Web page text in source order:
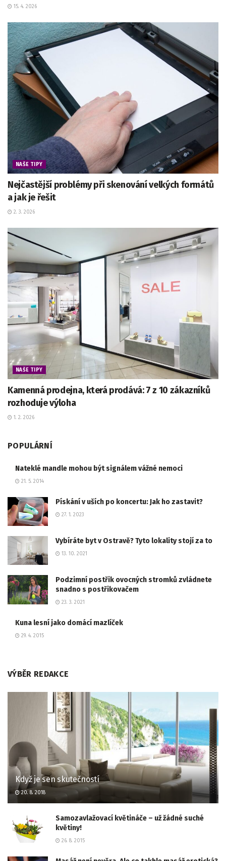
15. 4. 2026
NAŠE TIPY
Nejčastější problémy při skenování velkých formátů
a jak je řešit
2. 3. 2026
NAŠE TIPY
Kamenná prodejna, která prodává: 7 z 10 zákazníků
rozhoduje výloha
1. 2. 2026
POPULÁRNÍ
Nateklé mandle mohou být signálem vážné nemoci
21. 5. 2014
Pískání v uších po koncertu: Jak ho zastavit?
27. 1. 2023
Vybíráte byt v Ostravě? Tyto lokality stojí za to
13. 10. 2021
Podzimní postřik ovocných stromků zvládnete
snadno s postřikovačem
23. 3. 2021
Kuna lesní jako domácí mazlíček
29. 4. 2015
VÝBĚR REDAKCE
Když je sen skutečností
20. 8. 2018
Samozavlažovací květináče – už žádné suché
květiny!
26. 8. 2015